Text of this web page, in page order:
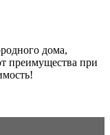
дома,
преимущества при